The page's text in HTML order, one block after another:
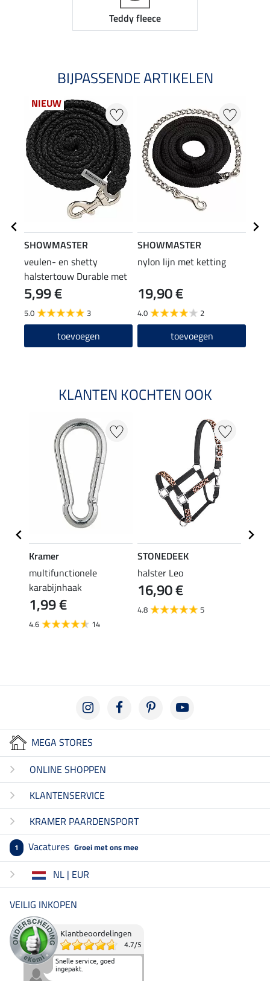
Teddy fleece
BIJPASSENDE ARTIKELEN
NIEUW
SHOWMASTER
veulen- en shetty
halstertouw Durable met
karabijnhaak
5,99 €
5.0 3
toevoegen
SHOWMASTER
nylon lijn met ketting
19,90 €
4.0 2
toevoegen
KLANTEN KOCHTEN OOK
Kramer
multifunctionele
karabijnhaak
1,99 €
4.6 14
STONEDEEK
halster Leo
16,90 €
4.8 5
MEGA STORES
ONLINE SHOPPEN
KLANTENSERVICE
KRAMER PAARDENSPORT
1 Vacatures Groei met ons mee
NL | EUR
VEILIG INKOPEN
Klantbeoordelingen
4.7/5
Snelle service, goed
ingepakt.